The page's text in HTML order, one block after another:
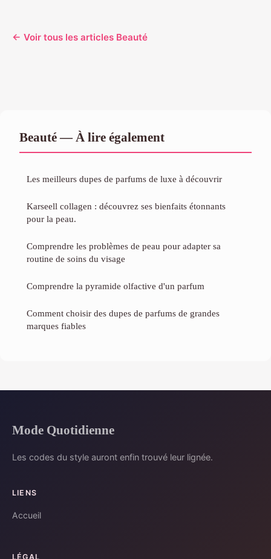
← Voir tous les articles Beauté
Beauté — À lire également
Les meilleurs dupes de parfums de luxe à découvrir
Karseell collagen : découvrez ses bienfaits étonnants
pour la peau.
Comprendre les problèmes de peau pour adapter sa
routine de soins du visage
Comprendre la pyramide olfactive d'un parfum
Comment choisir des dupes de parfums de grandes
marques fiables
Mode Quotidienne
Les codes du style auront enfin trouvé leur lignée.
LIENS
Accueil
LÉGAL